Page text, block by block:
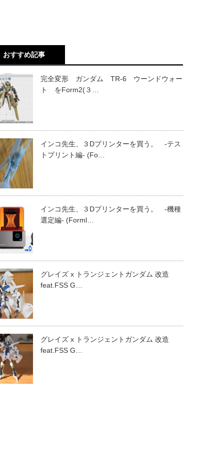
おすすめ記事
完全変形 ガンダム TR-6 ウーンドウォー
ト をForm2(３…
インコ先生、３Dプリンターを買う。 -テス
トプリント編- (Fo…
インコ先生、３Dプリンターを買う。 -機種
選定編- (Forml…
グレイズ x トランジェントガンダム 改造
feat.FSS G…
グレイズ x トランジェントガンダム 改造
feat.FSS G…